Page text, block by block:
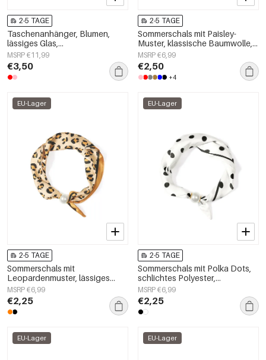
2-5 TAGE
Taschenanhänger, Blumen,
lässiges Glas,
Alltagsaccessoires
MSRP €11,99
€3,50
2-5 TAGE
Sommerschals mit Paisley-
Muster, klassische Baumwolle,
Alltagsaccessoires
MSRP €6,99
€2,50
+4
EU-Lager
2-5 TAGE
Sommerschals mit
Leopardenmuster, lässiges
Polyester, Alltagsaccessoires
MSRP €6,99
€2,25
EU-Lager
2-5 TAGE
Sommerschals mit Polka Dots,
schlichtes Polyester,
Alltagsaccessoires
MSRP €6,99
€2,25
EU-Lager EU-Lager